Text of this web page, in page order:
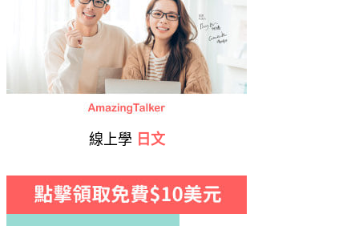
線上學 日文